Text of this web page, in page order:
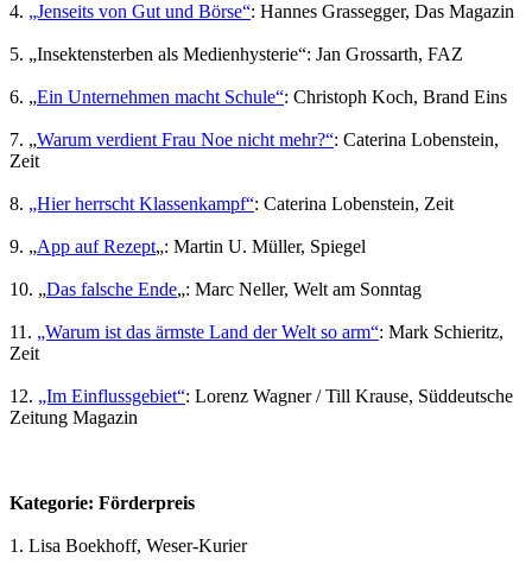
4. „Jenseits von Gut und Börse“: Hannes Grassegger, Das Magazin
5. „Insektensterben als Medienhysterie“: Jan Grossarth, FAZ
6. „Ein Unternehmen macht Schule“: Christoph Koch, Brand Eins
7. „Warum verdient Frau Noe nicht mehr?“: Caterina Lobenstein,
Zeit
8. „Hier herrscht Klassenkampf“: Caterina Lobenstein, Zeit
9. „App auf Rezept„: Martin U. Müller, Spiegel
10. „Das falsche Ende„: Marc Neller, Welt am Sonntag
11. „Warum ist das ärmste Land der Welt so arm“: Mark Schieritz,
Zeit
12. „Im Einflussgebiet“: Lorenz Wagner / Till Krause, Süddeutsche
Zeitung Magazin
Kategorie: Förderpreis
1. Lisa Boekhoff, Weser-Kurier